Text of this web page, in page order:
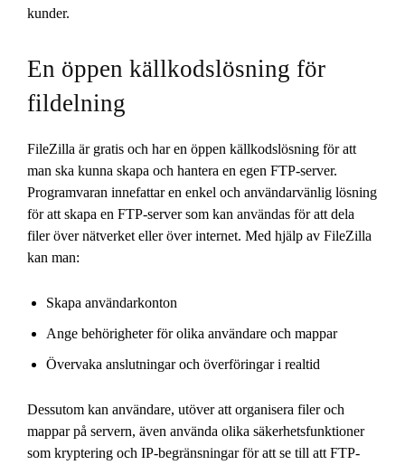
kunder.
En öppen källkodslösning för
fildelning
FileZilla är gratis och har en öppen källkodslösning för att
man ska kunna skapa och hantera en egen FTP-server.
Programvaran innefattar en enkel och användarvänlig lösning
för att skapa en FTP-server som kan användas för att dela
filer över nätverket eller över internet. Med hjälp av FileZilla
kan man:
Skapa användarkonton
Ange behörigheter för olika användare och mappar
Övervaka anslutningar och överföringar i realtid
Dessutom kan användare, utöver att organisera filer och
mappar på servern, även använda olika säkerhetsfunktioner
som kryptering och IP-begränsningar för att se till att FTP-